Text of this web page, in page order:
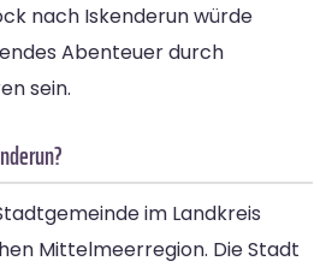
nach Iskenderun würde
Abenteuer durch
sein.
im Landkreis
Mittelmeerregion. Die Stadt